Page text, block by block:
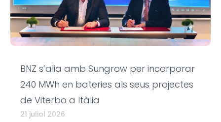
BNZ s’alia amb Sungrow per incorporar
240 MWh en bateries als seus projectes
de Viterbo a Itàlia
21 juliol 2026